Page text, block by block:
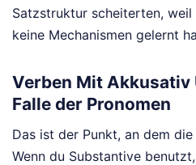
Satzstruktur scheiterten, weil
keine Mechanismen gelernt
Verben Mit Akkusativ
Falle der Pronomen
Das ist der Punkt, an dem
Wenn du Substantive